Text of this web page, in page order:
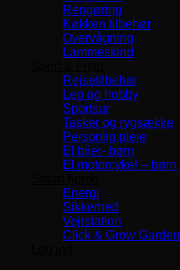
Rengøring
Køkken tilbehør
Overvågning
Lammeskind
Rejsetilbehør
Leg og hobby
Sportsur
Tasker og rygsække
Personlig pleje
El biler- børn
El motorcykel – børn
Energi
Sikkerhed
Vejrstation
Click & Grow Garden